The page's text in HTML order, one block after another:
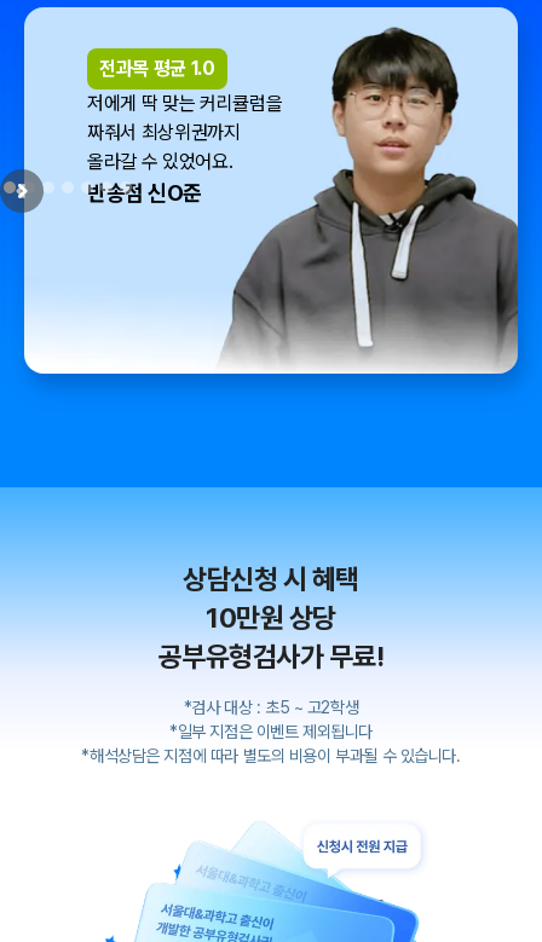
전과목 평균 1.0
저에게 딱 맞는 커리큘럼을
짜줘서 최상위권까지
올라갈 수 있었어요.
반송점 신O준
상담신청 시 혜택
10만원 상당
공부유형검사가 무료!
*검사 대상 : 초5 ~ 고2학생
*일부 지점은 이벤트 제외됩니다
*해석상담은 지점에 따라 별도의 비용이 부과될 수 있습니다.